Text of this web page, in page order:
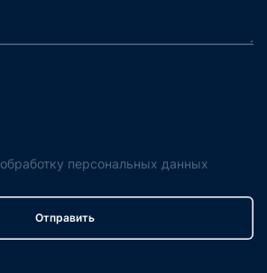
обработку персональных данных
Отправить